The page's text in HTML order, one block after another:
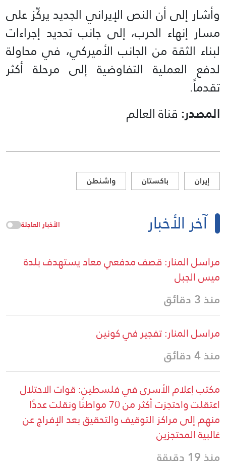
وأشار إلى أن النص الإيراني الجديد يركّز على
مسار إنهاء الحرب، إلى جانب تحديد إجراءات
لبناء الثقة من الجانب الأميركي، في محاولة
لدفع العملية التفاوضية إلى مرحلة أكثر
تقدماً.
المصدر: قناة العالم
إيران باكستان واشنطن
آخر الأخبار الأخبار العاجلة
مراسل المنار: قصف مدفعي معاد يستهدف بلدة
ميس الجبل
منذ 3 دقائق
مراسل المنار: تفجير في كونين
منذ 4 دقائق
مكتب إعلام الأسرى في فلسطين: قوات الاحتلال
اعتقلت واحتجزت أكثر من 70 مواطنًا ونقلت عددًا
منهم إلى مراكز التوقيف والتحقيق بعد الإفراج عن
غالبية المحتجزين
منذ 19 دقيقة